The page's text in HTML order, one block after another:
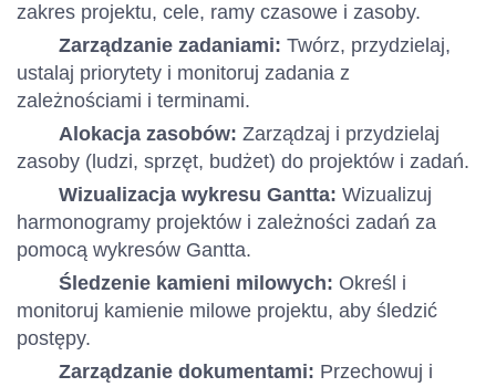
zakres projektu, cele, ramy czasowe i zasoby.
Zarządzanie zadaniami: Twórz, przydzielaj,
ustalaj priorytety i monitoruj zadania z
zależnościami i terminami.
Alokacja zasobów: Zarządzaj i przydzielaj
zasoby (ludzi, sprzęt, budżet) do projektów i zadań.
Wizualizacja wykresu Gantta: Wizualizuj
harmonogramy projektów i zależności zadań za
pomocą wykresów Gantta.
Śledzenie kamieni milowych: Określ i
monitoruj kamienie milowe projektu, aby śledzić
postępy.
Zarządzanie dokumentami: Przechowuj i